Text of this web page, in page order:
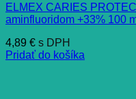
ELMEX CARIES
aminfluoridom +33% 100
4,89 € s DPH
Pridať do košíka